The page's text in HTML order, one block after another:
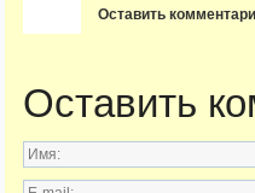
Оставить
Оставить